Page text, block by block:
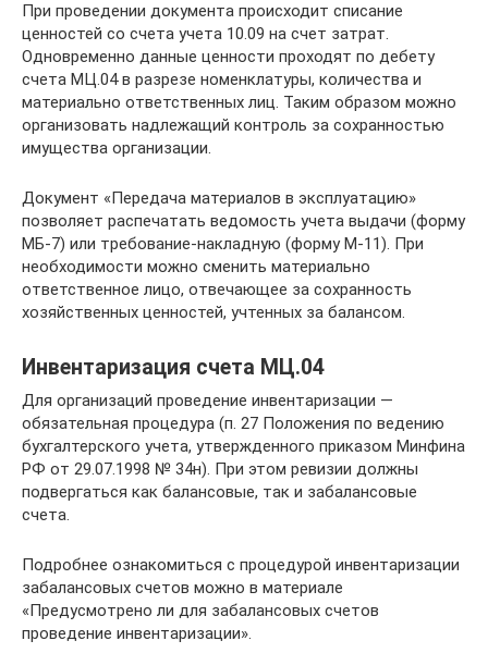
При проведении документа происходит списание
ценностей со счета учета 10.09 на счет затрат.
Одновременно данные ценности проходят по дебету
счета МЦ.04 в разрезе номенклатуры, количества и
материально ответственных лиц. Таким образом можно
организовать надлежащий контроль за сохранностью
имущества организации.
Документ «Передача материалов в эксплуатацию»
позволяет распечатать ведомость учета выдачи (форму
МБ-7) или требование-накладную (форму М-11). При
необходимости можно сменить материально
ответственное лицо, отвечающее за сохранность
хозяйственных ценностей, учтенных за балансом.
Инвентаризация счета МЦ.04
Для организаций проведение инвентаризации —
обязательная процедура (п. 27 Положения по ведению
бухгалтерского учета, утвержденного приказом Минфина
РФ от 29.07.1998 № 34н). При этом ревизии должны
подвергаться как балансовые, так и забалансовые
счета.
Подробнее ознакомиться с процедурой инвентаризации
забалансовых счетов можно в материале
«Предусмотрено ли для забалансовых счетов
проведение инвентаризации».